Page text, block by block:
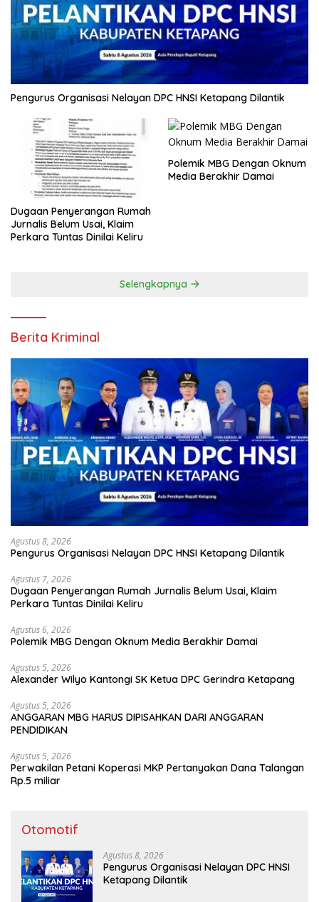
Pengurus Organisasi Nelayan DPC HNSI Ketapang Dilantik
Dugaan Penyerangan Rumah
Jurnalis Belum Usai, Klaim
Perkara Tuntas Dinilai Keliru
Polemik MBG Dengan Oknum
Media Berakhir Damai
Selengkapnya
Berita Kriminal
Agustus 8, 2026
Pengurus Organisasi Nelayan DPC HNSI Ketapang Dilantik
Agustus 7, 2026
Dugaan Penyerangan Rumah Jurnalis Belum Usai, Klaim
Perkara Tuntas Dinilai Keliru
Agustus 6, 2026
Polemik MBG Dengan Oknum Media Berakhir Damai
Agustus 5, 2026
Alexander Wilyo Kantongi SK Ketua DPC Gerindra Ketapang
Agustus 5, 2026
ANGGARAN MBG HARUS DIPISAHKAN DARI ANGGARAN
PENDIDIKAN
Agustus 5, 2026
Perwakilan Petani Koperasi MKP Pertanyakan Dana Talangan
Rp.5 miliar
Otomotif
Agustus 8, 2026
Pengurus Organisasi Nelayan DPC HNSI
Ketapang Dilantik